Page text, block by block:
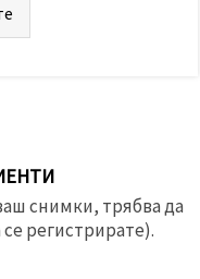
снимки, трябва да
регистрирате).